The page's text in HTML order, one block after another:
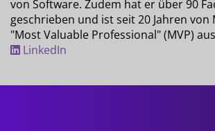
von Software. Zudem hat er über 90
geschrieben und ist seit 20 Jahren von
"Most Valuable Professional" (MVP)
LinkedIn